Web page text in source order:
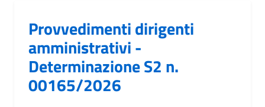
Provvedimenti dirigenti
amministrativi -
Determinazione S2 n.
00165/2026